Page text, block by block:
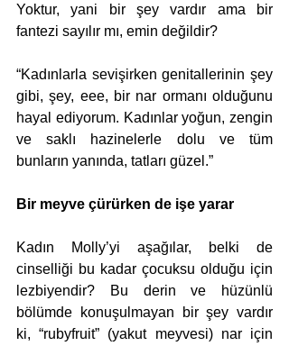
Yoktur, yani bir şey vardır ama bir
fantezi sayılır mı, emin değildir?
“Kadınlarla sevişirken genitallerinin şey
gibi, şey, eee, bir nar ormanı olduğunu
hayal ediyorum. Kadınlar yoğun, zengin
ve saklı hazinelerle dolu ve tüm
bunların yanında, tatları güzel.”
Bir meyve çürürken de işe yarar
Kadın Molly’yi aşağılar, belki de
cinselliği bu kadar çocuksu olduğu için
lezbiyendir? Bu derin ve hüzünlü
bölümde konuşulmayan bir şey vardır
ki, “rubyfruit” (yakut meyvesi) nar için